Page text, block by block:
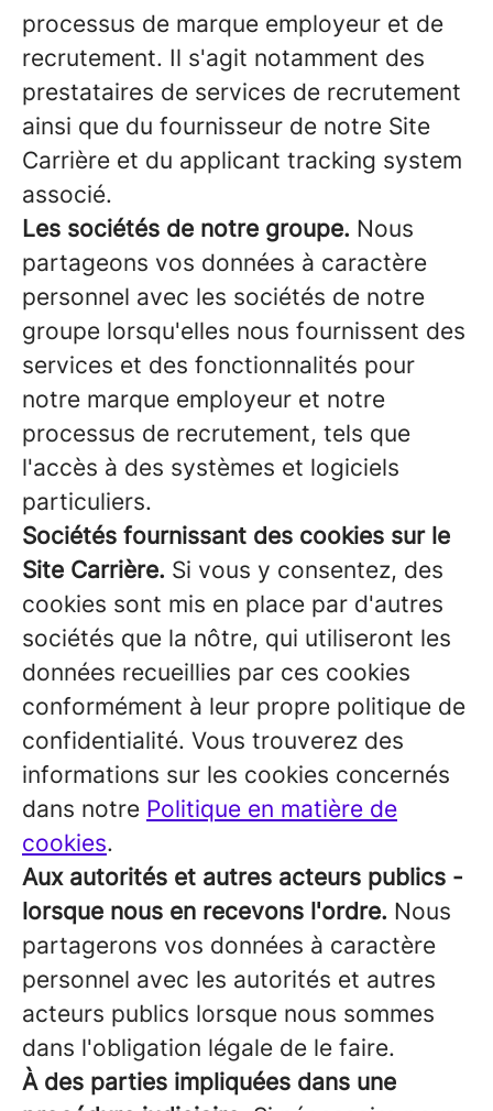
processus de marque employeur et de
recrutement. Il s'agit notamment des
prestataires de services de recrutement
ainsi que du fournisseur de notre Site
Carrière et du applicant tracking system
associé.
Les sociétés de notre groupe. Nous
partageons vos données à caractère
personnel avec les sociétés de notre
groupe lorsqu'elles nous fournissent des
services et des fonctionnalités pour
notre marque employeur et notre
processus de recrutement, tels que
l'accès à des systèmes et logiciels
particuliers.
Sociétés fournissant des cookies sur le
Site Carrière. Si vous y consentez, des
cookies sont mis en place par d'autres
sociétés que la nôtre, qui utiliseront les
données recueillies par ces cookies
conformément à leur propre politique de
confidentialité. Vous trouverez des
informations sur les cookies concernés
dans notre Politique en matière de
cookies.
Aux autorités et autres acteurs publics -
lorsque nous en recevons l'ordre. Nous
partagerons vos données à caractère
personnel avec les autorités et autres
acteurs publics lorsque nous sommes
dans l'obligation légale de le faire.
À des parties impliquées dans une